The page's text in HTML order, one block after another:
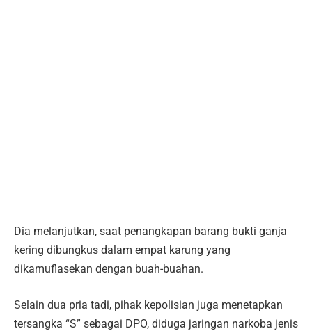
Dia melanjutkan, saat penangkapan barang bukti ganja
kering dibungkus dalam empat karung yang
dikamuflasekan dengan buah-buahan.
Selain dua pria tadi, pihak kepolisian juga menetapkan
tersangka “S” sebagai DPO, diduga jaringan narkoba jenis